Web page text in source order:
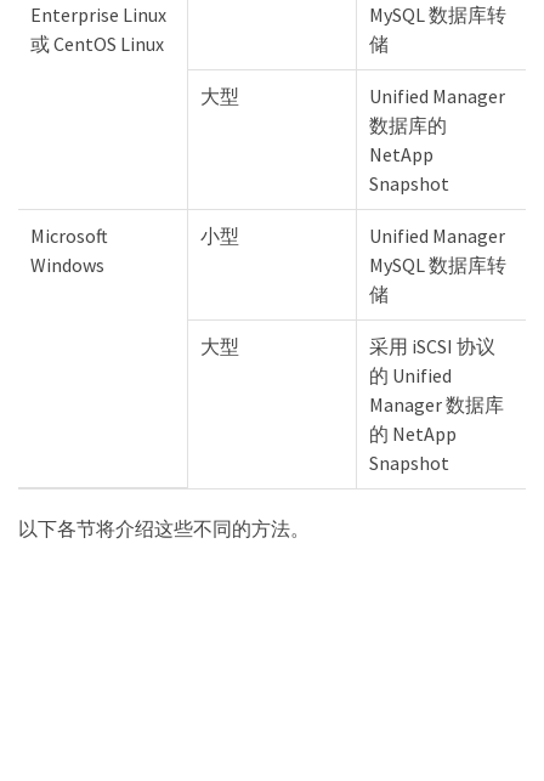
Enterprise Linux
或 CentOS Linux
MySQL 数据库转
储
大型
Unified Manager
数据库的
NetApp
Snapshot
Microsoft
Windows
小型
Unified Manager
MySQL 数据库转
储
大型
采用 iSCSI 协议
的 Unified
Manager 数据库
的 NetApp
Snapshot
以下各节将介绍这些不同的方法。